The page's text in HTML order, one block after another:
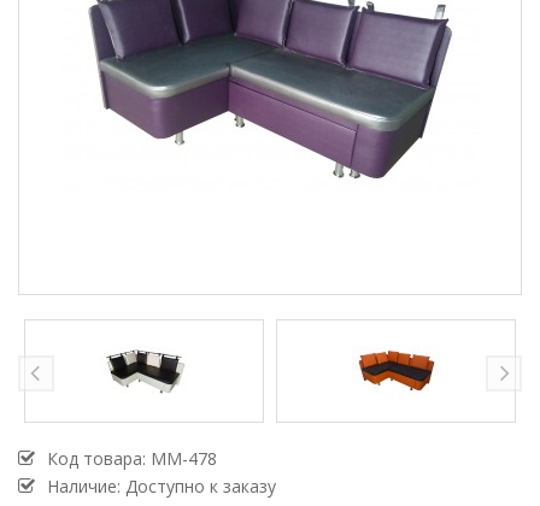
Код товара: MM-478
Наличие: Доступно к заказу